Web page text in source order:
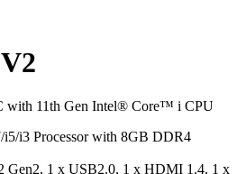
with 11th Gen Intel® Core™ i CPU
i3 Processor with 8GB DDR4
Gen2, 1 x USB2.0, 1 x HDMI 1.4, 1 x